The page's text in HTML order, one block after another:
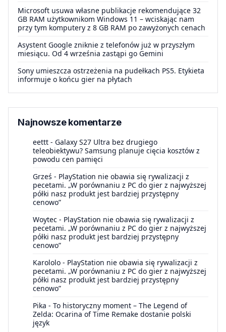
Microsoft usuwa własne publikacje rekomendujące 32
GB RAM użytkownikom Windows 11 – wciskając nam
przy tym komputery z 8 GB RAM po zawyżonych cenach
Asystent Google zniknie z telefonów już w przyszłym
miesiącu. Od 4 września zastąpi go Gemini
Sony umieszcza ostrzeżenia na pudełkach PS5. Etykieta
informuje o końcu gier na płytach
Najnowsze komentarze
eettt - Galaxy S27 Ultra bez drugiego
teleobiektywu? Samsung planuje cięcia kosztów z
powodu cen pamięci
Grześ - PlayStation nie obawia się rywalizacji z
pecetami. „W porównaniu z PC do gier z najwyższej
półki nasz produkt jest bardziej przystępny
cenowo”
Woytec - PlayStation nie obawia się rywalizacji z
pecetami. „W porównaniu z PC do gier z najwyższej
półki nasz produkt jest bardziej przystępny
cenowo”
Karololo - PlayStation nie obawia się rywalizacji z
pecetami. „W porównaniu z PC do gier z najwyższej
półki nasz produkt jest bardziej przystępny
cenowo”
Pika - To historyczny moment – The Legend of
Zelda: Ocarina of Time Remake dostanie polski
język